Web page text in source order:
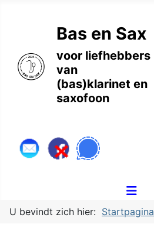
Bas en Sax
voor liefhebbers
van
(bas)klarinet en
saxofoon
U bevindt zich hier: Startpagina